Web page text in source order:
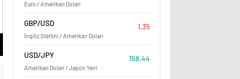
enflasyon artar
Euro / Amerikan Doları
GBP/USD
İngiliz Sterlini / Amerikan Doları
1,35
USD/JPY
Amerikan Doları / Japon Yeni
158,44